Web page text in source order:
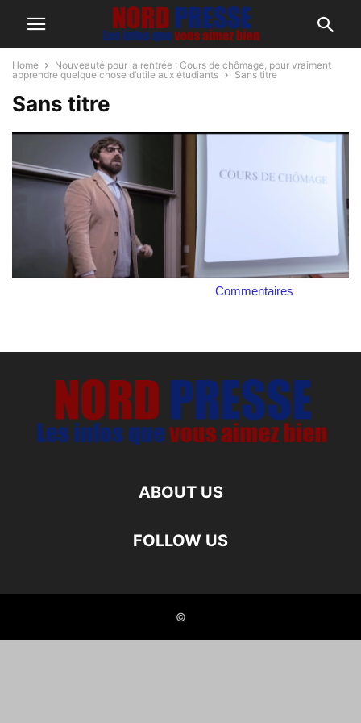
Home
Nouveauté pour la rentrée : Cours de chômage, pour vraiment
apprendre quelque chose d’utile aux étudiants
Sans titre
Sans titre
Commentaires
ABOUT US
FOLLOW US
©